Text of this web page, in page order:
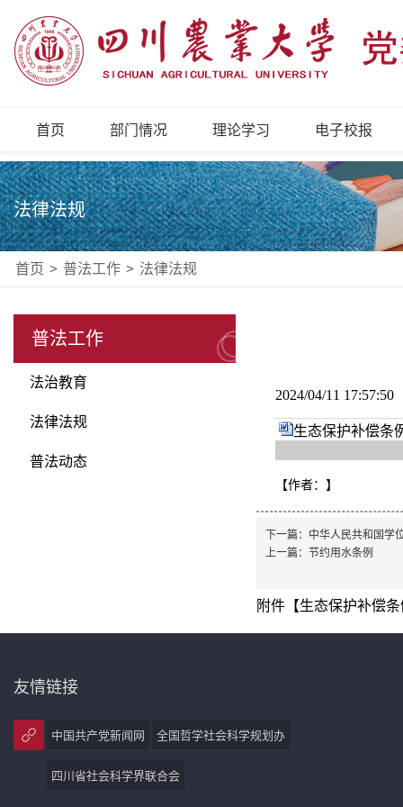
首页 部门情况 理论学习 电子校报
法律法规
首页 > 普法工作 > 法律法规
普法工作
法治教育
法律法规
普法动态
2024/04/11
生态保护补偿条
【作者： 】
下一篇： 中华人民共和国学
上一篇： 节约用水条例
附件【生态保护补偿条
友情链接
中国共产党新闻网 全国哲学社会科学规划办
四川省社会科学界联合会